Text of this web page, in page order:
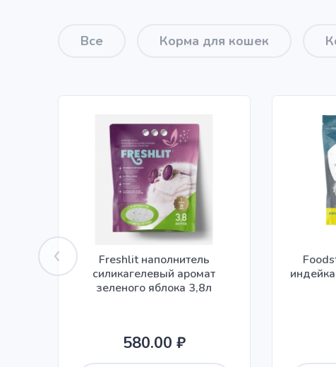
Все Корма для кошек
Freshlit наполнитель
силикагелевый аромат
зеленого яблока 3,8л
580.00 ₽